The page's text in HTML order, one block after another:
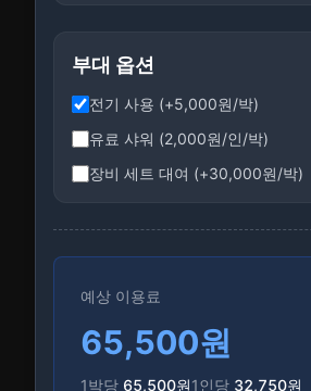
부대 옵션
전기 사용 (+5,000원/박)
유료 샤워 (2,000원/인/박)
장비 세트 대여 (+30,000원/박)
예상 이용료
65,500원
1박당 65,500원1인당 32,750원